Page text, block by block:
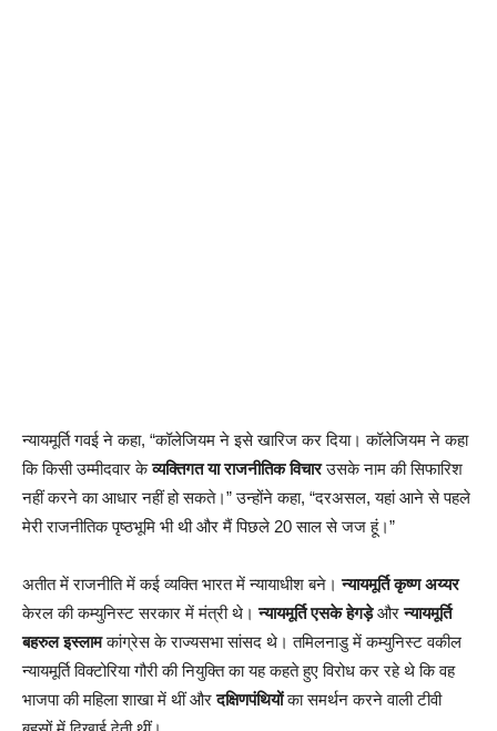
न्यायमूर्ति गवई ने कहा, “कॉलेजियम ने इसे खारिज कर दिया। कॉलेजियम ने कहा
कि किसी उम्मीदवार केव्यक्तिगत या राजनीतिक विचारउसके नाम की सिफारिश
नहीं करने का आधार नहीं हो सकते।” उन्होंने कहा, “दरअसल, यहां आने से पहले
मेरी राजनीतिक पृष्ठभूमि भी थी और मैं पिछले 20 साल से जज हूं।”
अतीत में राजनीति में कई व्यक्ति भारत में न्यायाधीश बने।न्यायमूर्ति कृष्ण अय्यर
केरल की कम्युनिस्ट सरकार में मंत्री थे।न्यायमूर्ति एसके हेगड़ेऔरन्यायमूर्ति
बहरुल इस्लामकांग्रेस के राज्यसभा सांसद थे। तमिलनाडु में कम्युनिस्ट वकील
न्यायमूर्ति विक्टोरिया गौरी की नियुक्ति का यह कहते हुए विरोध कर रहे थे कि वह
भाजपा की महिला शाखा में थीं औरदक्षिणपंथियोंका समर्थन करने वाली टीवी